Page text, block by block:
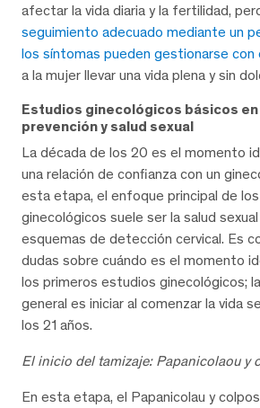
afectar la vida diaria y la fertilidad,
seguimiento adecuado mediante un
los síntomas pueden gestionarse con
a la mujer llevar una vida plena y sin
Estudios ginecológicos básicos en
prevención y salud sexual
La década de los 20 es el momento
una relación de confianza con un
esta etapa, el enfoque principal de
ginecológicos suele ser la salud
esquemas de detección cervical. Es
dudas sobre cuándo es el momento
los primeros estudios ginecológicos;
general es iniciar al comenzar la vida
los 21 años.
El inicio del tamizaje: Papanicolaou y
En esta etapa, el Papanicolau y